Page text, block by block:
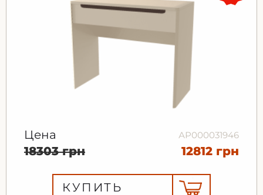
Цена АР000031946
18303 грн 12812 грн
КУПИТЬ